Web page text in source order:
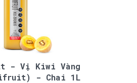
- Vị Kiwi Vàng
- Chai 1L